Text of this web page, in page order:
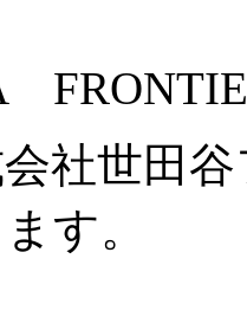
社世田
す。